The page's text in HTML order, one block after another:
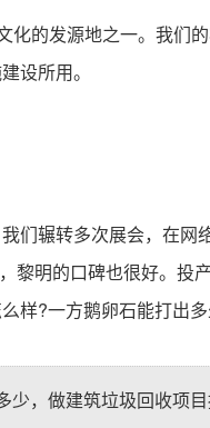
化的发源地之一。我
设所用。
们辗转多次展会，在
明的口碑也很好。投
样?一方鹅卵石能打出
少，做建筑垃圾回收项